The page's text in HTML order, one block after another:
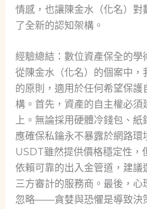
情感，也讓陳金水（化名）對
了全新的認知架構。
經驗總結：數位資產保全的學
從陳金水（化名）的個案中，
的原則，適用於任何希望保
構。首先，資產的自主權必須
上。無論採用硬體冷錢包、
應確保私鑰永不暴露於網路環
USDT雖然提供價格穩定性，
依賴可靠的出入金管道，建議
三方審計的服務商。最後，
忽略——貪婪與恐懼是導致決